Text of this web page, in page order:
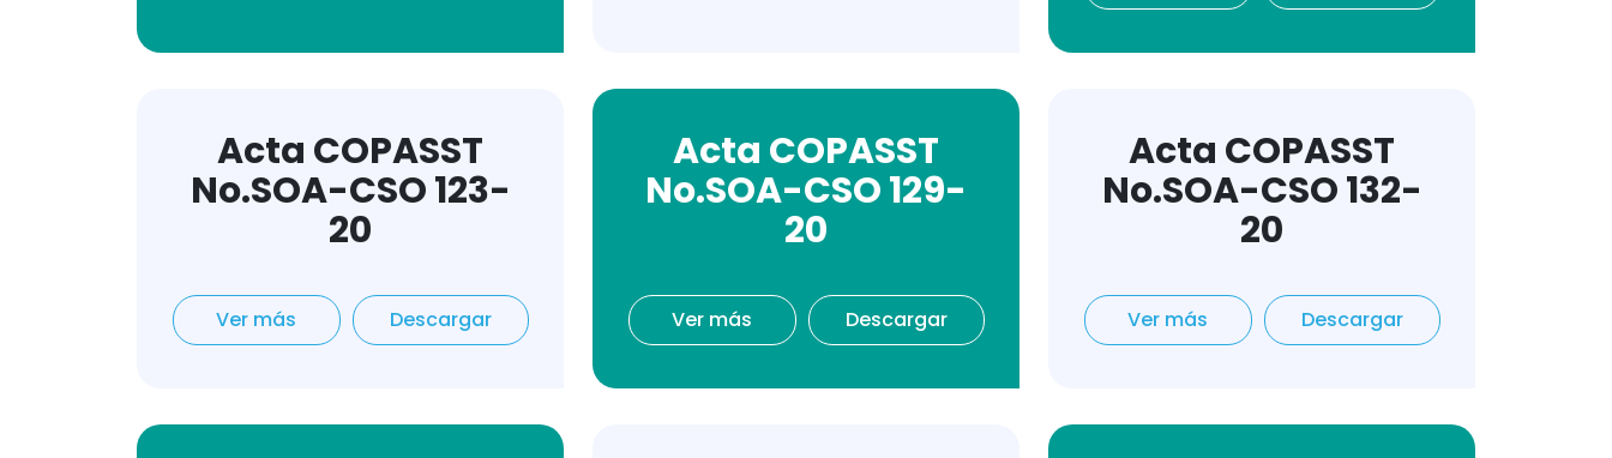
Acta COPASST
No.SOA-CSO 123-
20
Ver más Descargar
Acta COPASST
No.SOA-CSO 129-
20
Ver más Descargar
Acta COPASST
No.SOA-CSO 132-
20
Ver más Descargar